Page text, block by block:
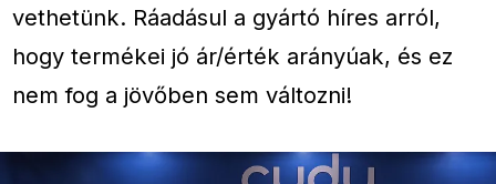
vethetünk. Ráadásul a gyártó híres arról,
hogy termékei jó ár/érték arányúak, és ez
nem fog a jövőben sem változni!